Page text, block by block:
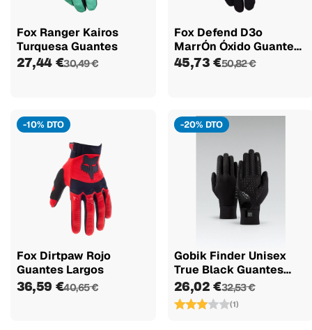
Fox Ranger Kairos
Turquesa Guantes
27,44 €30,49 €
Fox Defend D3o
MarrÓn Óxido Guantes
Largos
45,73 €50,82 €
-10% DTO
Fox Dirtpaw Rojo
Guantes Largos
36,59 €40,65 €
-20% DTO
Gobik Finder Unisex
True Black Guantes
TÉrmicos...
26,02 €32,53 €
(1)